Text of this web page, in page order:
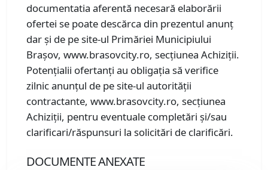
documentatia aferentă necesară elaborării
ofertei se poate descărca din prezentul anunț
dar și de pe site-ul Primăriei Municipiului
Brașov, www.brasovcity.ro, secțiunea Achiziții.
Potențialii ofertanți au obligația să verifice
zilnic anunțul de pe site-ul autorității
contractante, www.brasovcity.ro, secțiunea
Achiziții, pentru eventuale completări și/sau
clarificari/răspunsuri la solicitări de clarificări.
DOCUMENTE ANEXATE